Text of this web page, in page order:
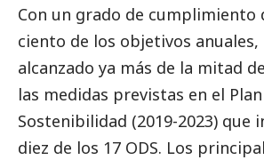
Con un grado de cumplimiento
ciento de los objetivos anuales,
alcanzado ya más de la mitad
las medidas previstas en el
Sostenibilidad (2019-2023) que
diez de los 17 ODS. Los